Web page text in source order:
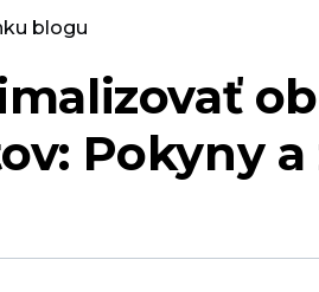
blogu
Pokyny a